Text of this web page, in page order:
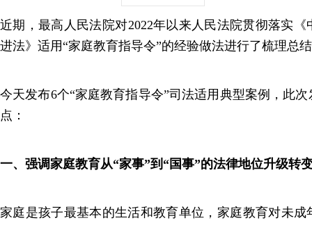
近期，最高人民法院对2022年以来人民法院贯彻落实
进法》适用“家庭教育指导令”的经验做法进行了梳理总
今天发布6个“家庭教育指导令”司法适用典型案例，此
点：
一、强调家庭教育从“家事”到“国事”的法律地位升级转
家庭是孩子最基本的生活和教育单位，家庭教育对未